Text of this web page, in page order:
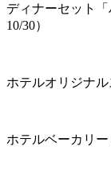
ディナーセット
10/30）
ホテルオリジナ
ホテルベーカリ